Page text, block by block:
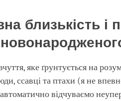
близькість і
яке ґрунтується на
ссавці та птахи (я не
відчуваємо